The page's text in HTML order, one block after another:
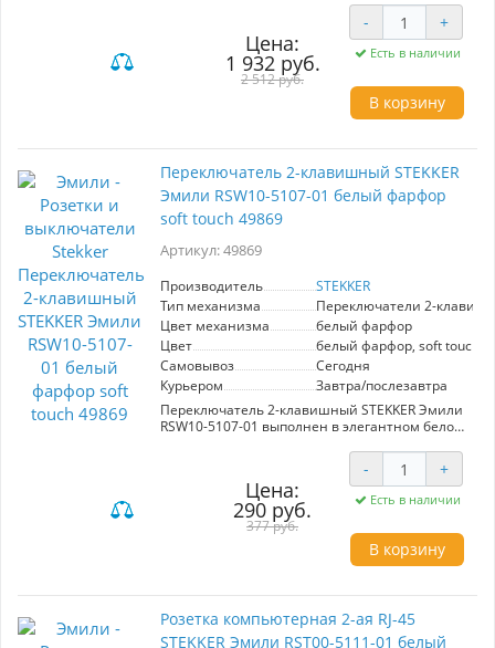
освещением в вашем интерьере.
Изготовленный из белого фарфора с мягкой
текстурой, он гармонично впишется в любой
дизайн. Мощность 500W позволяет
подключать разнообразные светильники,
обеспечивая плавную регулировку яркости.
Удобный механизм обеспечивает легкость в
долговечностью, что гарантирует долгий срок
службы. Идеальный выбор для создания
комфортной атмосферы в вашем доме.
Цена:
1 932 руб.
2 512 руб.
- +
Есть в наличии
В корзину
Переключатель 2-клавишный STEKKER
Эмили RSW10-5107-01 белый фарфор
soft touch 49869
Артикул: 49869
Производитель
STEKKER
Тип механизма
Переключатели 2-
Цвет механизма
белый фарфор
Цвет
белый фарфор, soft touch
Самовывоз
Сегодня
Курьером
Завтра/послезавтра
Переключатель 2-клавишный STEKKER Эмили
RSW10-5107-01 выполнен в элегантном белом
touch. Это изделие из серии Эмили
гармонично вписывается в любой интерьер
благодаря своим изысканным линиям и
современному дизайну. Изготовленный из
высококачественных материалов, таких как
поликарбонат и латунь, он обеспечивает
надежную и долгосрочную эксплуатацию.
максимальный ток — 10 А.
Данный переключатель подходит для скрытой
установки и имеет компактные размеры
Цена:
290 руб.
377 руб.
- +
Есть в наличии
В корзину
Розетка компьютерная 2-ая RJ-45
STEKKER Эмили RST00-5111-01 белый